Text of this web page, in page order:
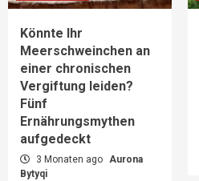
Könnte Ihr
Meerschweinchen an
einer chronischen
Vergiftung leiden?
Fünf
Ernährungsmythen
aufgedeckt
3 Monaten ago Aurona
Bytyqi